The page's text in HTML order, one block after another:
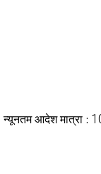
न्यूनतम आदेश मात्रा :